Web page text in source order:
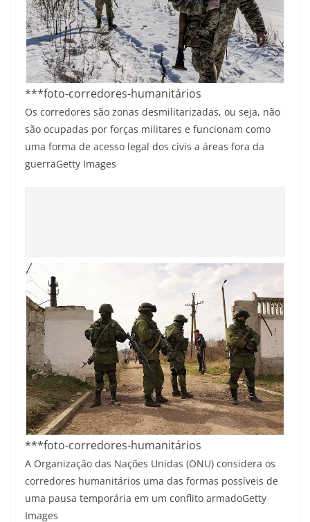
***foto-corredores-humanitários
Os corredores são zonas desmilitarizadas, ou seja, não
são ocupadas por forças militares e funcionam como
uma forma de acesso legal dos civis a áreas fora da
guerraGetty Images
***foto-corredores-humanitários
A Organização das Nações Unidas (ONU) considera os
corredores humanitários uma das formas possíveis de
uma pausa temporária em um conflito armadoGetty
Images